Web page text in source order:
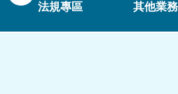
法規專區 其他業務